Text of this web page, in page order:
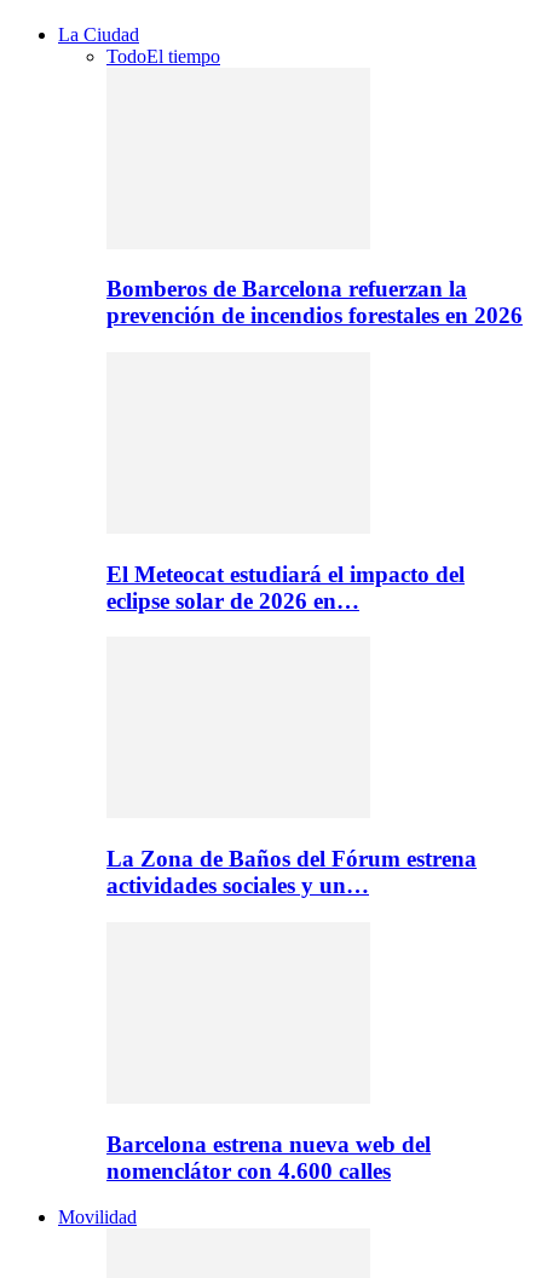
La Ciudad
TodoEl tiempo
Bomberos de Barcelona refuerzan la
prevención de incendios forestales en 2026
El Meteocat estudiará el impacto del
eclipse solar de 2026 en…
La Zona de Baños del Fórum estrena
actividades sociales y un…
Barcelona estrena nueva web del
nomenclátor con 4.600 calles
Movilidad